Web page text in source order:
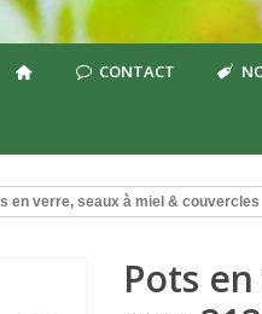
CONTACT
en verre, seaux à miel & couvercles
Pots